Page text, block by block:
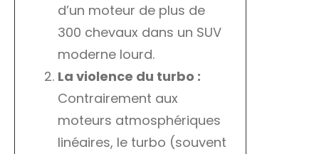
d’un moteur de plus de
300 chevaux dans un SUV
moderne lourd.
La violence du turbo :
Contrairement aux
moteurs atmosphériques
linéaires, le turbo (souvent